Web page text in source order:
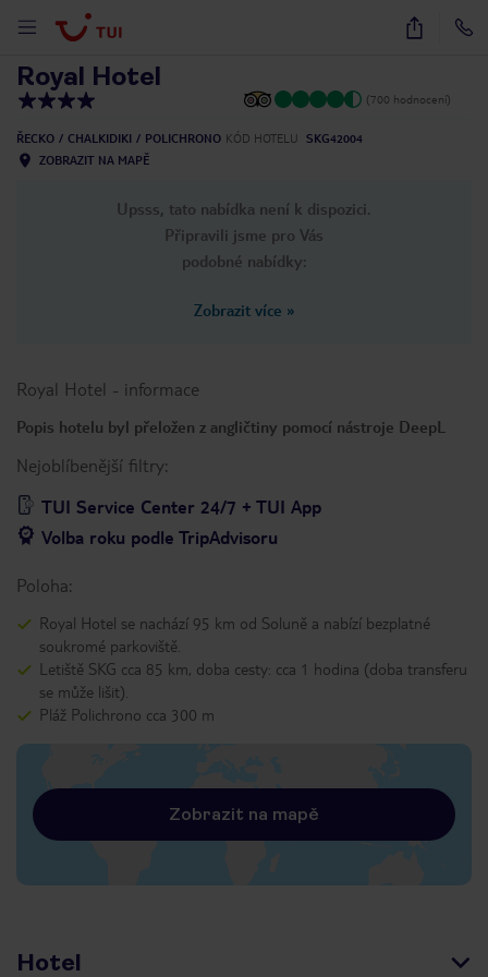
81
Royal Hotel
(700 hodnocení)
ŘECKO CHALKIDIKI POLICHRONO KÓD HOTELU
SKG42004
ZOBRAZIT NA MAPĚ
Upsss, tato nabídka není k dispozici.
Připravili jsme pro Vás
podobné nabídky:
Zobrazit více »
Royal Hotel - informace
Popis hotelu byl přeložen z angličtiny pomocí nástroje DeepL
Nejoblíbenější filtry:
TUI Service Center 24/7 + TUI App
Volba roku podle TripAdvisoru
Poloha:
Royal Hotel se nachází 95 km od Soluně a nabízí bezplatné
soukromé parkoviště.
Letiště SKG cca 85 km, doba cesty: cca 1 hodina (doba transferu
se může lišit).
Pláž Polichrono cca 300 m
Zobrazit na mapě
Hotel